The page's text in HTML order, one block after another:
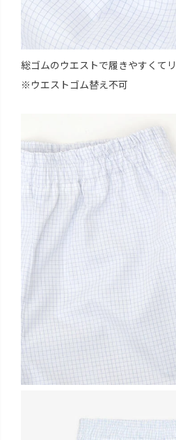
総ゴムのウエストで履きやすくて
※ウエストゴム替え不可